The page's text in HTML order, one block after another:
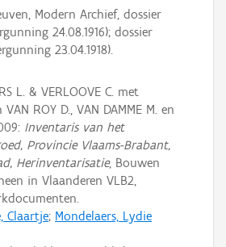
Modern Archief, dossier
24.08.1916); dossier
23.04.1918).
L. & VERLOOVE C. met
ROY D., VAN DAMME M. en
Inventaris van het
Provincie Vlaams-Brabant,
Herinventarisatie, Bouwen
in Vlaanderen VLB2,
Claartje; Mondelaers, Lydie